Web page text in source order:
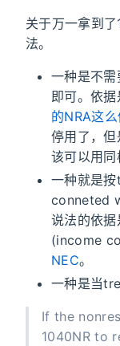
关于万一拿到
法。
一种是不
即可。依据
的NRA这
停用了，
该可以用同
一种就是
conneted
说法的依
(income
NEC。
一种是当
If the
1040NR to